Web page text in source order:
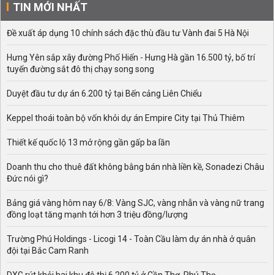
TIN MỚI NHẤT
Đề xuất áp dụng 10 chính sách đặc thù đầu tư Vành đai 5 Hà Nội
Hưng Yên sắp xây đường Phố Hiến - Hưng Hà gần 16.500 tỷ, bố trí
tuyến đường sắt đô thị chạy song song
Duyệt đầu tư dự án 6.200 tỷ tại Bến cảng Liên Chiểu
Keppel thoái toàn bộ vốn khỏi dự án Empire City tại Thủ Thiêm
Thiết kế quốc lộ 13 mở rộng gần gấp ba lần
Doanh thu cho thuê đất không bằng bán nhà liền kề, Sonadezi Châu
Đức nói gì?
Bảng giá vàng hôm nay 6/8: Vàng SJC, vàng nhẫn và vàng nữ trang
đồng loạt tăng mạnh tới hơn 3 triệu đồng/lượng
Trường Phú Holdings - Licogi 14 - Toàn Cầu làm dự án nhà ở quân
đội tại Bắc Cam Ranh